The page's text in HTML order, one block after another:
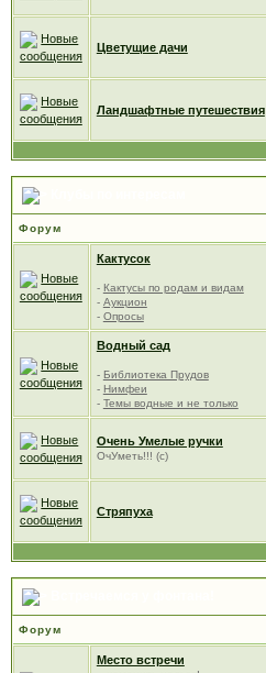
Цветущие дачи
Ландшафтные путешествия
Форум
Кактусок
- Кактусы по родам и видам
- Аукцион
- Опросы
Водный сад
- Библиотека Прудов
- Нимфеи
- Темы водные и не только
Очень Умелые ручки
ОчУметь!!! (с)
Стряпуха
Форум
Место встречи